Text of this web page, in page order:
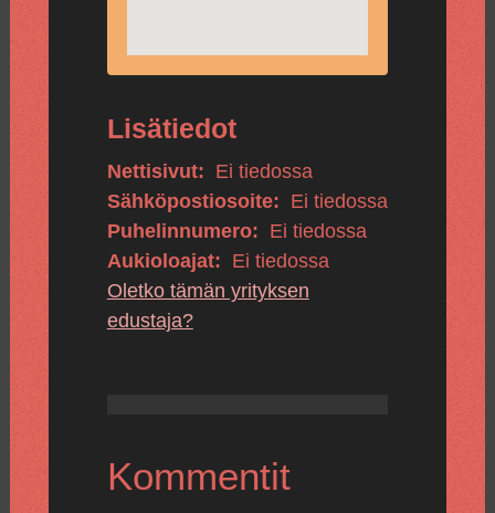
Lisätiedot
Nettisivut: Ei tiedossa
Sähköpostiosoite: Ei tiedossa
Puhelinnumero: Ei tiedossa
Aukioloajat: Ei tiedossa
Oletko tämän yrityksen
edustaja?
Kommentit